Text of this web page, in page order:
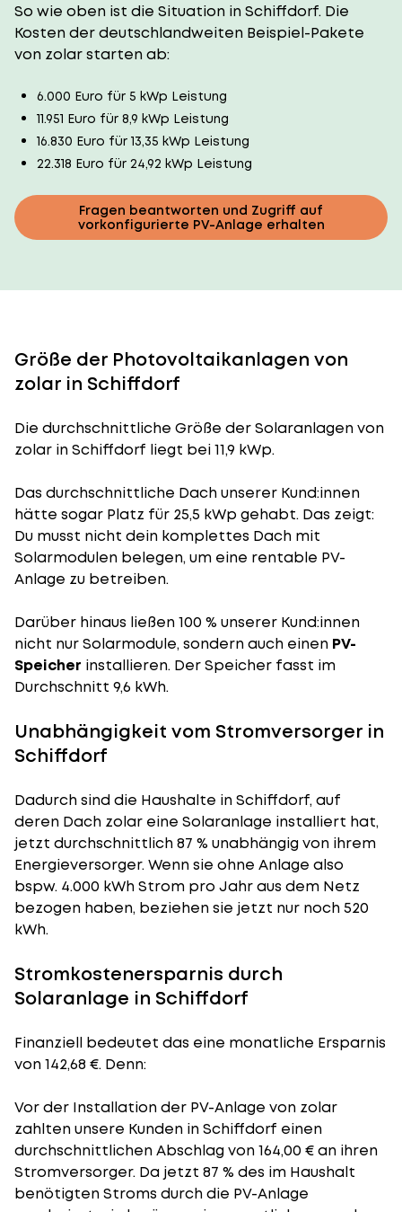
So wie oben ist die Situation in Schiffdorf. Die
Kosten der deutschlandweiten Beispiel-Pakete
von zolar starten ab:
6.000 Euro für 5 kWp Leistung
11.951 Euro für 8,9 kWp Leistung
16.830 Euro für 13,35 kWp Leistung
22.318 Euro für 24,92 kWp Leistung
Fragen beantworten und Zugriff auf
vorkonfigurierte PV-Anlage erhalten
Größe der Photovoltaikanlagen von
zolar in Schiffdorf
Die durchschnittliche Größe der Solaranlagenvon
zolar in Schiffdorf liegt bei 11,9 kWp.
Das durchschnittliche Dach unserer Kund:innen
hätte sogar Platz für 25,5 kWp gehabt. Das zeigt:
Du musst nicht dein komplettes Dach mit
Solarmodulen belegen, um eine rentable PV-
Anlage zu betreiben.
Darüber hinaus ließen 100 % unserer Kund:innen
nicht nur Solarmodule, sondern auch einen PV-
Speicher installieren. Der Speicher fasst im
Durchschnitt 9,6 kWh.
Unabhängigkeit vom Stromversorger in
Schiffdorf
Dadurch sind die Haushalte in Schiffdorf, auf
deren Dach zolar eine Solaranlage installiert hat,
jetzt durchschnittlich 87 % unabhängig von ihrem
Energieversorger. Wenn sie ohne Anlage also
bspw. 4.000 kWh Strom pro Jahr aus dem Netz
bezogen haben, beziehen sie jetzt nur noch 520
kWh.
Stromkostenersparnis durch
Solaranlage in Schiffdorf
Finanziell bedeutet das eine monatliche Ersparnis
von 142,68 €. Denn:
Vor der Installation der PV-Anlage von zolar
zahlten unsere Kunden in Schiffdorf einen
durchschnittlichen Abschlag von 164,00 € an ihren
Stromversorger. Da jetzt 87 % des im Haushalt
benötigten Stroms durch die PV-Anlage